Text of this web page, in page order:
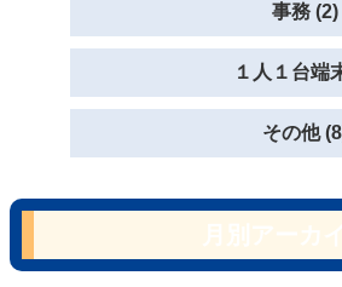
事務 (2)
１人１台端
その他